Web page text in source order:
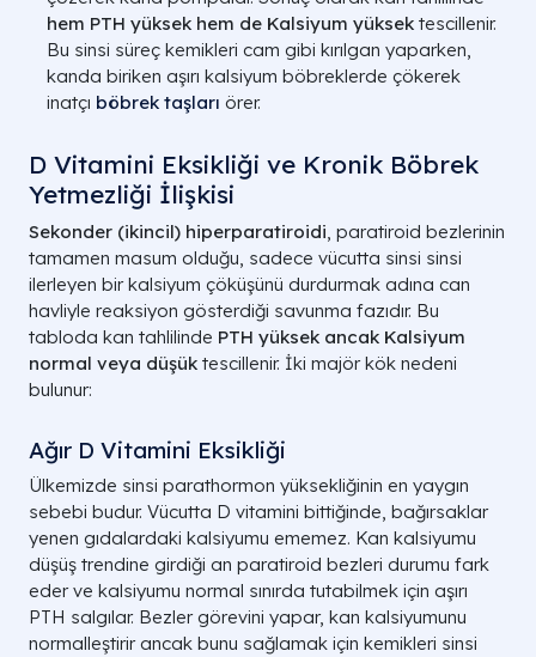
hem PTH yüksek hem de Kalsiyum yüksek tescillenir.
Bu sinsi süreç kemikleri cam gibi kırılgan yaparken,
kanda biriken aşırı kalsiyum böbreklerde çökerek
inatçı böbrek taşları örer.
D Vitamini Eksikliği ve Kronik Böbrek
Yetmezliği İlişkisi
Sekonder (ikincil) hiperparatiroidi, paratiroid bezlerinin
tamamen masum olduğu, sadece vücutta sinsi sinsi
ilerleyen bir kalsiyum çöküşünü durdurmak adına can
havliyle reaksiyon gösterdiği savunma fazıdır. Bu
tabloda kan tahlilinde PTH yüksek ancak Kalsiyum
normal veya düşük tescillenir. İki majör kök nedeni
bulunur:
Ağır D Vitamini Eksikliği
Ülkemizde sinsi parathormon yüksekliğinin en yaygın
sebebi budur. Vücutta D vitamini bittiğinde, bağırsaklar
yenen gıdalardaki kalsiyumu ememez. Kan kalsiyumu
düşüş trendine girdiği an paratiroid bezleri durumu fark
eder ve kalsiyumu normal sınırda tutabilmek için aşırı
PTH salgılar. Bezler görevini yapar, kan kalsiyumunu
normalleştirir ancak bunu sağlamak için kemikleri sinsi